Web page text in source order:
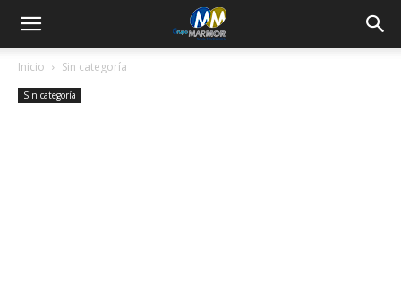
Inicio Sin categoría
Sin categoría